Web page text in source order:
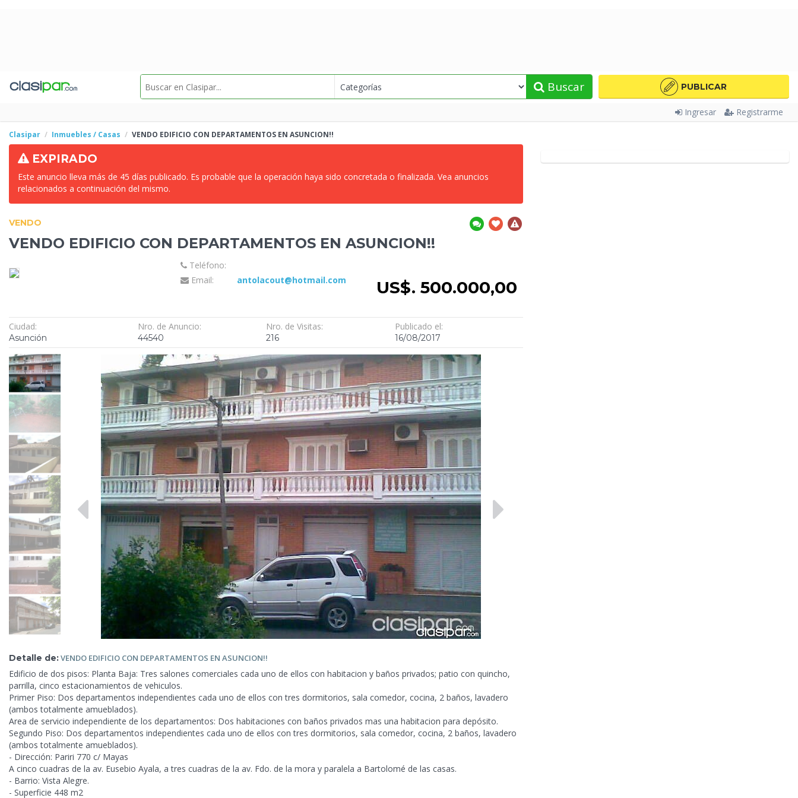
Buscar PUBLICAR
Ingresar Registrarme
Clasipar Inmuebles / Casas VENDO EDIFICIO CON DEPARTAMENTOS EN ASUNCION!!
EXPIRADO
Este anuncio lleva más de 45 días publicado. Es probable que la operación haya sido concretada o finalizada. Vea anuncios
relacionados a continuación del mismo.
VENDO
VENDO EDIFICIO CON DEPARTAMENTOS EN ASUNCION!!
Teléfono:
Email:
antolacout@hotmail.com US$. 500.000,00
Ciudad:
Asunción
Nro. de Anuncio:
44540
Nro. de Visitas:
216
Publicado el:
16/08/2017
Detalle de:VENDO EDIFICIO CON DEPARTAMENTOS EN ASUNCION!!
Edificio de dos pisos: Planta Baja: Tres salones comerciales cada uno de ellos con habitacion y baños privados; patio con quincho,
parrilla, cinco estacionamientos de vehiculos.
Primer Piso: Dos departamentos independientes cada uno de ellos con tres dormitorios, sala comedor, cocina, 2 baños, lavadero
(ambos totalmente amueblados).
Area de servicio independiente de los departamentos: Dos habitaciones con baños privados mas una habitacion para depósito.
Segundo Piso: Dos departamentos independientes cada uno de ellos con tres dormitorios, sala comedor, cocina, 2 baños, lavadero
(ambos totalmente amueblados).
- Dirección: Pariri 770 c/ Mayas
A cinco cuadras de la av. Eusebio Ayala, a tres cuadras de la av. Fdo. de la mora y paralela a Bartolomé de las casas.
- Barrio: Vista Alegre.
- Superficie 448 m2